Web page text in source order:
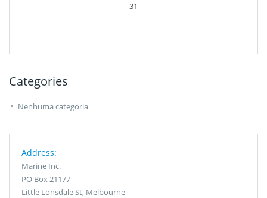
31
Categories
Nenhuma categoria
Address:
Marine Inc.
PO Box 21177
Little Lonsdale St, Melbourne